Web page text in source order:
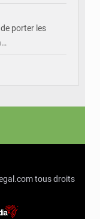
porter les
tous droits